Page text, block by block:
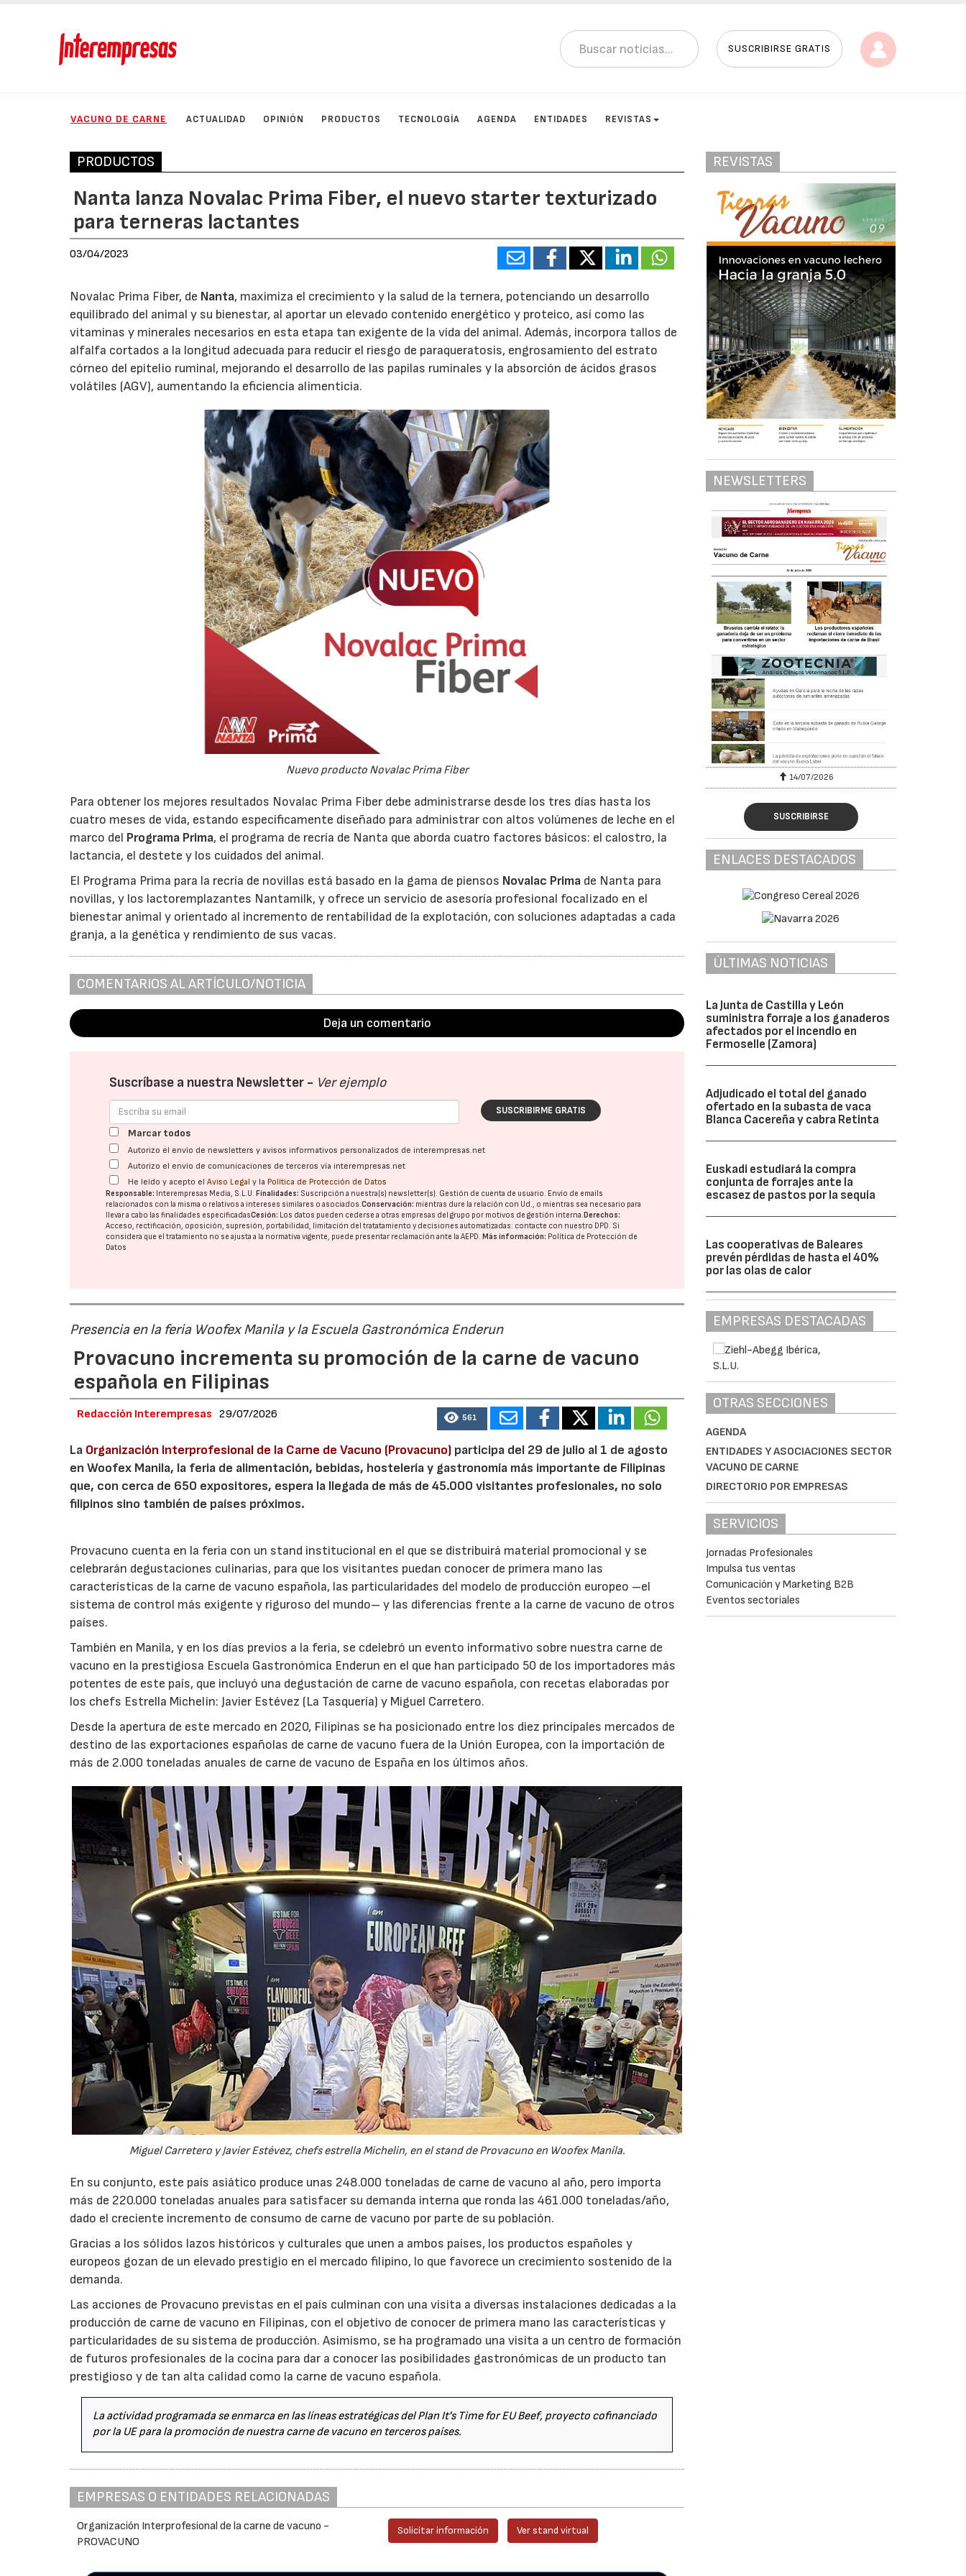
SUSCRIBIRSE GRATIS
VACUNO DE CARNE ACTUALIDAD OPINIÓN PRODUCTOS TECNOLOGÍA AGENDA ENTIDADES REVISTAS
PRODUCTOS
Nanta lanza Novalac Prima Fiber, el nuevo starter texturizado
para terneras lactantes
03/04/2023
Novalac Prima Fiber, de Nanta, maximiza el crecimiento y la salud de la ternera, potenciando un desarrollo
equilibrado del animal y su bienestar, al aportar un elevado contenido energético y proteico, así como las
vitaminas y minerales necesarios en esta etapa tan exigente de la vida del animal. Además, incorpora tallos de
alfalfa cortados a la longitud adecuada para reducir el riesgo de paraqueratosis, engrosamiento del estrato
córneo del epitelio ruminal, mejorando el desarrollo de las papilas ruminales y la absorción de ácidos grasos
volátiles (AGV), aumentando la eficiencia alimenticia.
Nuevo producto Novalac Prima Fiber
Para obtener los mejores resultados Novalac Prima Fiber debe administrarse desde los tres días hasta los
cuatro meses de vida, estando específicamente diseñado para administrar con altos volúmenes de leche en el
marco del Programa Prima, el programa de recría de Nanta que aborda cuatro factores básicos: el calostro, la
lactancia, el destete y los cuidados del animal.
El Programa Prima para la recría de novillas está basado en la gama de piensos Novalac Prima de Nanta para
novillas, y los lactoremplazantes Nantamilk, y ofrece un servicio de asesoría profesional focalizado en el
bienestar animal y orientado al incremento de rentabilidad de la explotación, con soluciones adaptadas a cada
granja, a la genética y rendimiento de sus vacas.
COMENTARIOS AL ARTÍCULO/NOTICIA
Deja un comentario
Suscríbase a nuestra Newsletter - Ver ejemplo
SUSCRIBIRME GRATIS
Marcar todos
Autorizo el envío de newsletters y avisos informativos personalizados de interempresas.net
Autorizo el envío de comunicaciones de terceros vía interempresas.net
He leído y acepto elAviso Legal y la Política de Protección de Datos
Responsable: Interempresas Media, S.L.U.Finalidades: Suscripción a nuestra(s) newsletter(s). Gestión de cuenta de usuario. Envío de emails
relacionados con la misma o relativos a intereses similares o asociados.Conservación: mientras dure la relación con Ud., o mientras sea necesario para
llevar a cabo las finalidades especificadasCesión: Los datos pueden cederse a otras empresas del grupo por motivos de gestión interna.Derechos:
Acceso, rectificación, oposición, supresión, portabilidad, limitación del tratatamiento y decisiones automatizadas: contacte con nuestro DPD. Si
considera que el tratamiento no se ajusta a la normativa vigente, puede presentar reclamación ante laAEPD.Más información: Política de Protección de
Datos
Presencia en la feria Woofex Manila y la Escuela Gastronómica Enderun
Provacuno incrementa su promoción de la carne de vacuno
española en Filipinas
Redacción Interempresas 29/07/2026 561
La Organización Interprofesional de la Carne de Vacuno (Provacuno) participa del 29 de julio al 1 de agosto
en Woofex Manila, la feria de alimentación, bebidas, hostelería y gastronomía más importante de Filipinas
que, con cerca de 650 expositores, espera la llegada de más de 45.000 visitantes profesionales, no solo
filipinos sino también de países próximos.
Provacuno cuenta en la feria con un stand institucional en el que se distribuirá material promocional y se
celebrarán degustaciones culinarias, para que los visitantes puedan conocer de primera mano las
características de la carne de vacuno española, las particularidades del modelo de producción europeo –el
sistema de control más exigente y riguroso del mundo– y las diferencias frente a la carne de vacuno de otros
países.
También en Manila, y en los días previos a la feria, se cdelebró un evento informativo sobre nuestra carne de
vacuno en la prestigiosa Escuela Gastronómica Enderun en el que han participado 50 de los importadores más
potentes de este país, que incluyó una degustación de carne de vacuno española, con recetas elaboradas por
los chefs Estrella Michelin: Javier Estévez (La Tasquería) y Miguel Carretero.
Desde la apertura de este mercado en 2020, Filipinas se ha posicionado entre los diez principales mercados de
destino de las exportaciones españolas de carne de vacuno fuera de la Unión Europea, con la importación de
más de 2.000 toneladas anuales de carne de vacuno de España en los últimos años.
Miguel Carretero y Javier Estévez, chefs estrella Michelin, en el stand de Provacuno en Woofex Manila.
En su conjunto, este país asiático produce unas 248.000 toneladas de carne de vacuno al año, pero importa
más de 220.000 toneladas anuales para satisfacer su demanda interna que ronda las 461.000 toneladas/año,
dado el creciente incremento de consumo de carne de vacuno por parte de su población.
Gracias a los sólidos lazos históricos y culturales que unen a ambos países, los productos españoles y
europeos gozan de un elevado prestigio en el mercado filipino, lo que favorece un crecimiento sostenido de la
demanda.
Las acciones de Provacuno previstas en el país culminan con una visita a diversas instalaciones dedicadas a la
producción de carne de vacuno en Filipinas, con el objetivo de conocer de primera mano las características y
particularidades de su sistema de producción. Asimismo, se ha programado una visita a un centro de formación
de futuros profesionales de la cocina para dar a conocer las posibilidades gastronómicas de un producto tan
prestigioso y de tan alta calidad como la carne de vacuno española.
La actividad programada se enmarca en las líneas estratégicas del Plan It's Time for EU Beef, proyecto cofinanciado
por la UE para la promoción de nuestra carne de vacuno en terceros países.
EMPRESAS O ENTIDADES RELACIONADAS
Organización Interprofesional de la carne de vacuno -
PROVACUNO
Solicitar información Ver stand virtual
REVISTAS
NEWSLETTERS
14/07/2026 14/07/2026
SUSCRIBIRSE
ENLACES DESTACADOS
ÚLTIMAS NOTICIAS
La Junta de Castilla y León
suministra forraje a los ganaderos
afectados por el incendio en
Fermoselle (Zamora)
Adjudicado el total del ganado
ofertado en la subasta de vaca
Blanca Cacereña y cabra Retinta
Euskadi estudiará la compra
conjunta de forrajes ante la
escasez de pastos por la sequía
Las cooperativas de Baleares
prevén pérdidas de hasta el 40%
por las olas de calor
EMPRESAS DESTACADAS
OTRAS SECCIONES
AGENDA
ENTIDADES Y ASOCIACIONES SECTOR
VACUNO DE CARNE
DIRECTORIO POR EMPRESAS
SERVICIOS
Jornadas Profesionales
Impulsa tus ventas
Comunicación y Marketing B2B
Eventos sectoriales